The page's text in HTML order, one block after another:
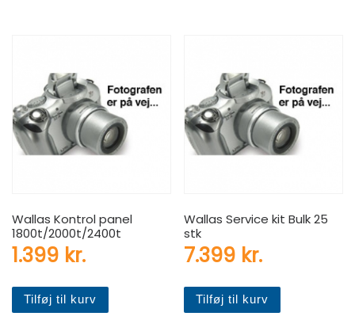
Wallas Kontrol panel
1800t/2000t/2400t
1.399 kr.
Tilføj til kurv
Wallas Service kit Bulk 25
stk
7.399 kr.
Tilføj til kurv